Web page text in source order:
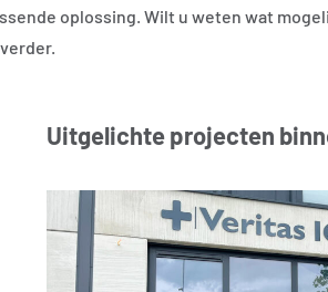
oplossing. Wilt u weten wat
Uitgelichte projecten